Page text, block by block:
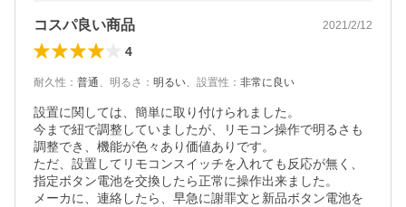
コスパ良い商品 2021/2/12
4
耐久性 ： 普通、 明るさ ： 明るい、 設置性 ： 非常に良い
設置に関しては、簡単に取り付けられました。
今まで紐で調整していましたが、リモコン操作で明るさも
調整でき、機能が色々あり価値ありです。
ただ、設置してリモコンスイッチを入れても反応が無く、
指定ボタン電池を交換したら正常に操作出来ました。
メーカに、連絡したら、早急に謝罪文と新品ボタン電池を